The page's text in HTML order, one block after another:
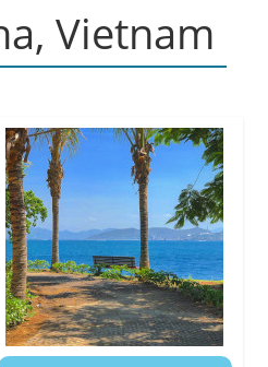
Vietnam